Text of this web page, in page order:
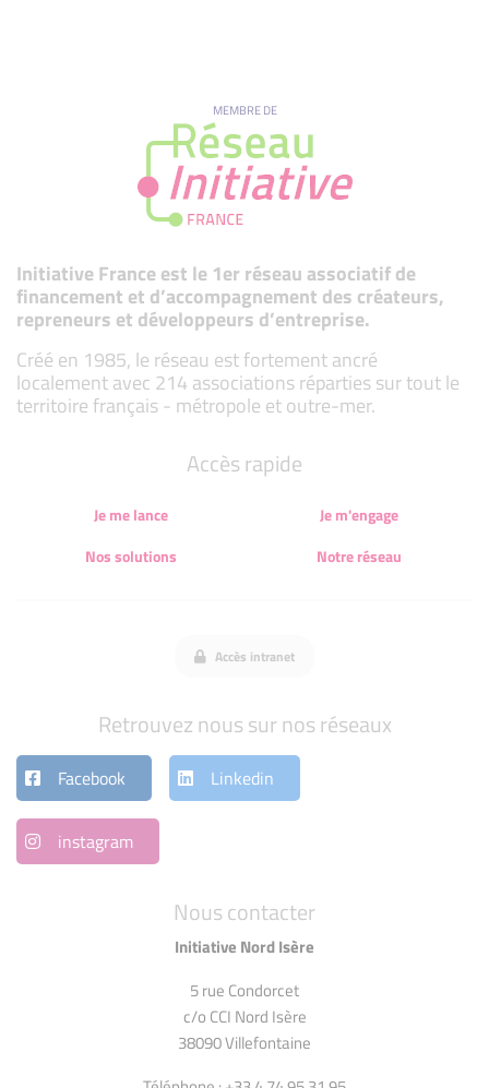
MEMBRE DE
Initiative France est le 1er réseau associatif de
financement et d’accompagnement des créateurs,
repreneurs et développeurs d’entreprise.
Créé en 1985, le réseau est fortement ancré
localement avec 214 associations réparties sur tout le
territoire français - métropole et outre-mer.
Nous contacter
Initiative Nord Isère
5 rue Condorcet
c/o CCI Nord Isère
38090 Villefontaine
Accès rapide
Je me lance
Je m'engage
Nos solutions
Notre réseau
Accès intranet
Retrouvez nous sur nos réseaux
Facebook Linkedin
instagram